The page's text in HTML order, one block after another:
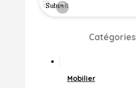
Submit
Clear
Catégories
Mobilier